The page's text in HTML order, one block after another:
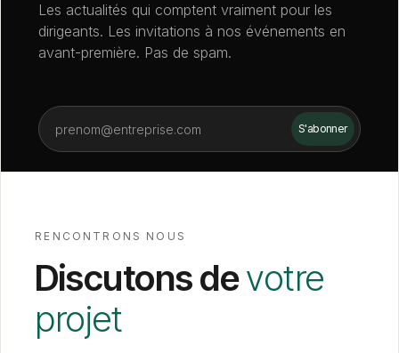
Les actualités qui comptent vraiment pour les
dirigeants. Les invitations à nos événements en
avant-première. Pas de spam.
RENCONTRONS NOUS
Discutons devotre
projet